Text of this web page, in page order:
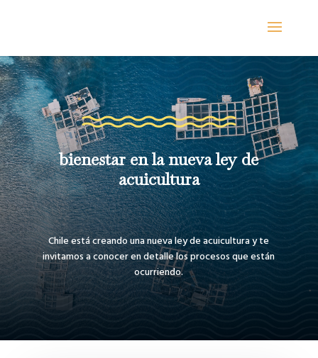
bienestar en la nueva ley de
acuicultura
Chile está creando una nueva ley de acuicultura y te
invitamos a conocer en detalle los procesos que están
ocurriendo.